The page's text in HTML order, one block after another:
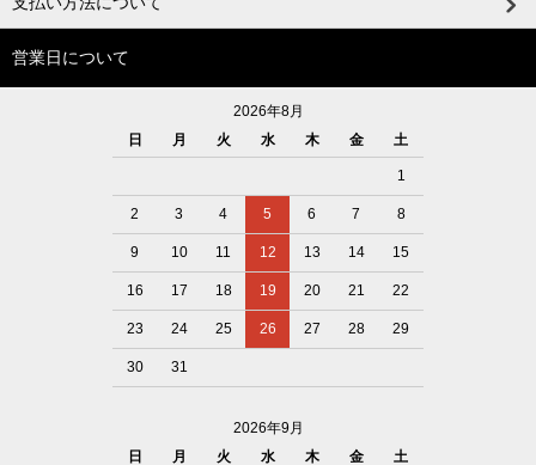
営業日について
2026年8月
日
月 火 水 木 金 土
1
2 3 4 5 6 7 8
9 10 11 12 13 14 15
16 17 18 19 20 21 22
23 24 25 26 27 28 29
30 31
2026年9月
日
月 火 水 木 金 土